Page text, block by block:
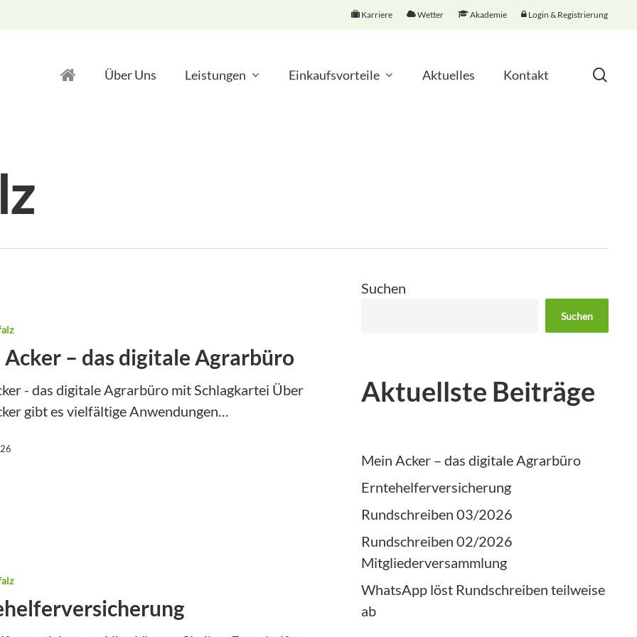
Karriere Wetter Akademie Login & Registrierung
Über Uns Leistungen
elektronischer Antrag
für landwirtschaftliche
Erneuerbare Energien & Photovoltaik
Winterdienst
Einkaufsvorteile Aktuelles Kontakt
– das digitale Agrarbüro
- das digitale Agrarbüro mit Schlagkartei Über
gibt es vielfältige Anwendungen…
Suchen
Suchen
Aktuellste Beiträge
Mein Acker – das digitale Agrarbüro
Erntehelferversicherung
Rundschreiben 03/2026
Rundschreiben 02/2026
Mitgliederversammlung
WhatsApp löst Rundschreiben teilweise
ab